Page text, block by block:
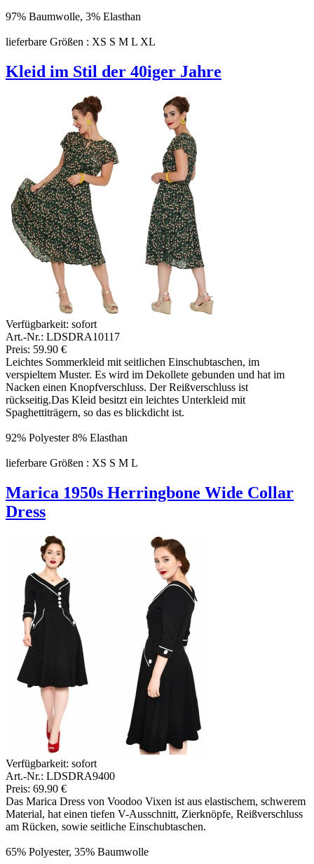
97% Baumwolle, 3% Elasthan
lieferbare Größen : XS S M L XL
Kleid im Stil der 40iger Jahre
Verfügbarkeit: sofort
Art.-Nr.: LDSDRA10117
Preis: 59.90 €
Leichtes Sommerkleid mit seitlichen Einschubtaschen, im
verspieltem Muster. Es wird im Dekollete gebunden und hat im
Nacken einen Knopfverschluss. Der Reißverschluss ist
rückseitig.Das Kleid besitzt ein leichtes Unterkleid mit
Spaghettiträgern, so das es blickdicht ist.
92% Polyester 8% Elasthan
lieferbare Größen : XS S M L
Marica 1950s Herringbone Wide Collar
Dress
Verfügbarkeit: sofort
Art.-Nr.: LDSDRA9400
Preis: 69.90 €
Das Marica Dress von Voodoo Vixen ist aus elastischem, schwerem
Material, hat einen tiefen V-Ausschnitt, Zierknöpfe, Reißverschluss
am Rücken, sowie seitliche Einschubtaschen.
65% Polyester, 35% Baumwolle